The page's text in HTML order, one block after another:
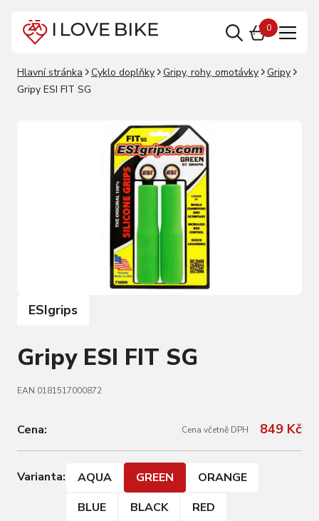
0
Hlavní stránka Cyklo doplňky Gripy, rohy, omotávky
Gripy
Gripy ESI FIT SG
ESIgrips
Gripy ESI FIT SG
EAN 0181517000872
Cena: Cena včetně DPH 849 Kč
Varianta: AQUA GREEN
ORANGE
BLUE
BLACK RED